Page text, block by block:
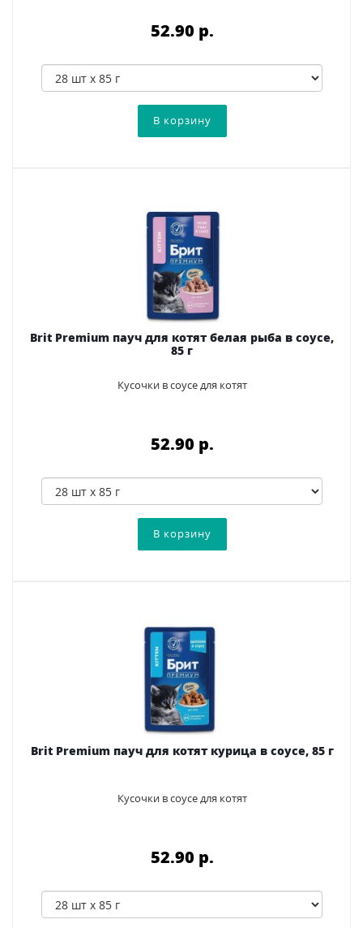
52.90 p.
Brit Premium пауч для котят белая рыба в соусе,
85 г
Кусочки в соусе для котят
52.90 p.
Brit Premium пауч для котят курица в соусе, 85 г
Кусочки в соусе для котят
52.90 p.